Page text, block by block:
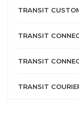
TRANSIT
TRANSIT
TRANSIT
TRANSIT